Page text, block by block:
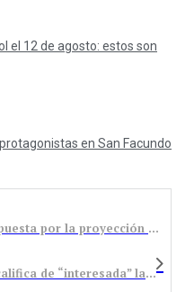
el 12 de agosto: estos son
en San Facundo
El Club Baloncesto Bembibre apuesta por la proyección de Aina Martín
La alcaldesa de Castropodame califica de “interesada” la versión de la secretaria que llega 50 días después del pronunciamiento judicial